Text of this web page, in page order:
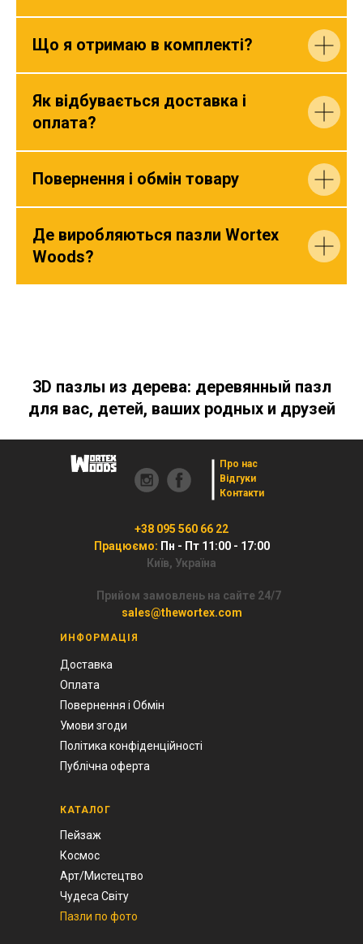
Що я отримаю в комплекті?
Як відбувається доставка і
оплата?
Повернення і обмін товару
Де виробляються пазли Wortex
Woods?
3D пазлы из дерева: деревянный пазл
для вас, детей, ваших родных и друзей
ИНФОРМАЦІЯ
Доставка
Оплата
Повернення і Обмін
Умови згоди
Політика конфіденційності
Публічна оферта
КАТАЛОГ
Пейзаж
Космос
Арт/Мистецтво
Чудеса Світу
Пазли по фото
+38 095 560 66 22
Працюємо: Пн - Пт 11:00 - 17:00
Київ, Україна
Прийом замовлень на сайте 24/7
sales@thewortex.com
Про нас
Відгуки
Контакти